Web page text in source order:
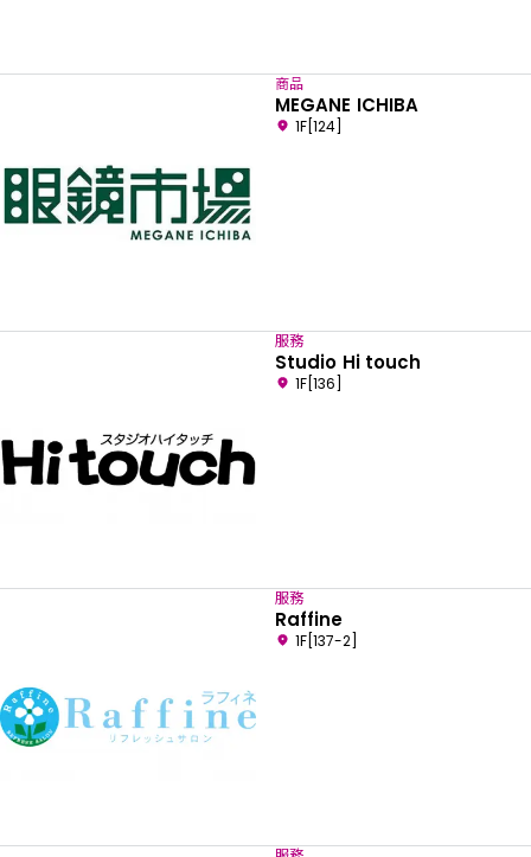
商品
MEGANE ICHIBA
1F[124]
服務
Studio Hi touch
1F[136]
服務
Raffine
1F[137-2]